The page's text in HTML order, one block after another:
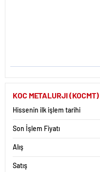
KOC METALURJI
Hissenin ilk işlem tarihi
Son İşlem Fiyatı
Alış
Satış